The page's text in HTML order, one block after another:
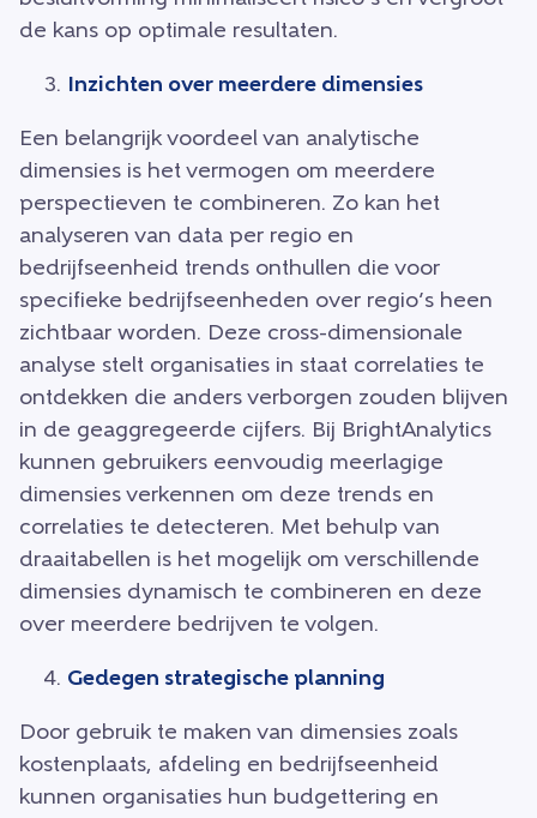
de kans op optimale resultaten.
Inzichten over meerdere dimensies
Een belangrijk voordeel van analytische
dimensies is het vermogen om meerdere
perspectieven te combineren. Zo kan het
analyseren van data per regio en
bedrijfseenheid trends onthullen die voor
specifieke bedrijfseenheden over regio’s heen
zichtbaar worden. Deze cross-dimensionale
analyse stelt organisaties in staat correlaties te
ontdekken die anders verborgen zouden blijven
in de geaggregeerde cijfers. Bij BrightAnalytics
kunnen gebruikers eenvoudig meerlagige
dimensies verkennen om deze trends en
correlaties te detecteren. Met behulp van
draaitabellen is het mogelijk om verschillende
dimensies dynamisch te combineren en deze
over meerdere bedrijven te volgen.
Gedegen strategische planning
Door gebruik te maken van dimensies zoals
kostenplaats, afdeling en bedrijfseenheid
kunnen organisaties hun budgettering en